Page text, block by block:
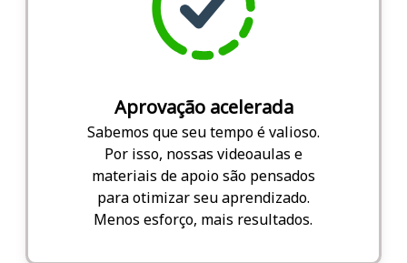
Aprovação acelerada
Sabemos que seu tempo é valioso.
Por isso, nossas videoaulas e
materiais de apoio são pensados
para otimizar seu aprendizado.
Menos esforço, mais resultados.